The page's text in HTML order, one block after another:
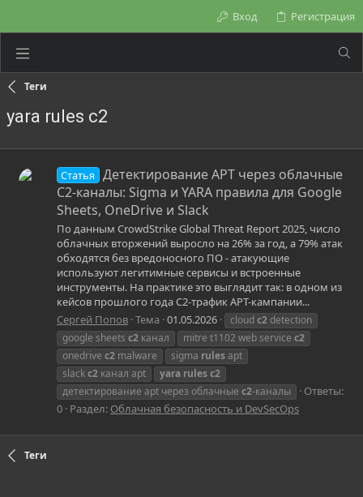
Вход Регистрация
Теги
yara rules c2
Статья
Детектирование APT через облачные
C2-каналы: Sigma и YARA правила для Google
Sheets, OneDrive и Slack
По данным CrowdStrike Global Threat Report 2025, число
облачных вторжений выросло на 26% за год, а 79% атак
обходятся без вредоносного ПО - атакующие
используют легитимные сервисы и встроенные
инструменты. На практике это выглядит так: в одном из
кейсов прошлого года C2-трафик APT-кампании...
Сергей Попов Тема 01.05.2026 cloudc2 detection
google sheets c2 канал mitre t1102 web service c2
onedrive c2 malware sigma rulesapt
slackc2 канал apt yara rulesc2
детектирование apt через облачные c2-каналы
Ответы:
0 Раздел: Облачная безопасность и DevSecOps
Теги